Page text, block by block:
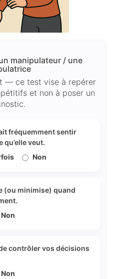
manipulateur / une
— ce test vise à repérer
et non à poser un
fréquemment sentir
veut.
Non
(ou minimise) quand
Non
contrôler vos décisions
Non